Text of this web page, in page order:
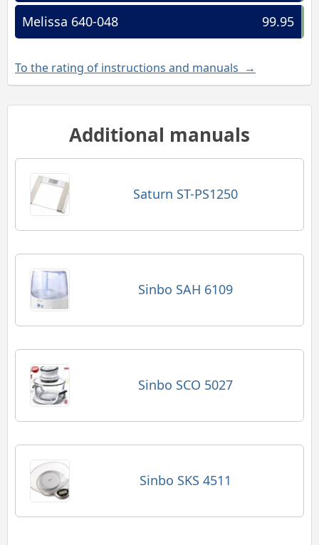
99.95
Melissa 640-048
To the rating of instructions and manuals →
Additional manuals
Saturn ST-PS1250
Sinbo SAH 6109
Sinbo SCO 5027
Sinbo SKS 4511